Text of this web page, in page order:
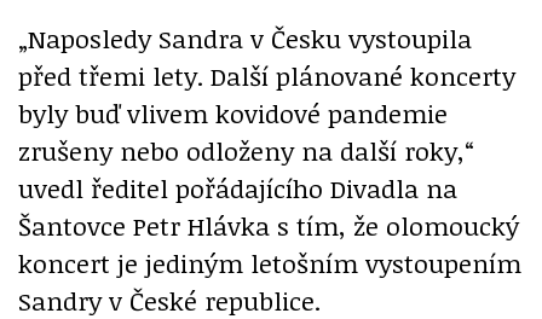
„Naposledy Sandra v Česku vystoupila
před třemi lety. Další plánované koncerty
byly buď vlivem kovidové pandemie
zrušeny nebo odloženy na další roky,“
uvedl ředitel pořádajícího Divadla na
Šantovce Petr Hlávka s tím, že olomoucký
koncert je jediným letošním vystoupením
Sandry v České republice.